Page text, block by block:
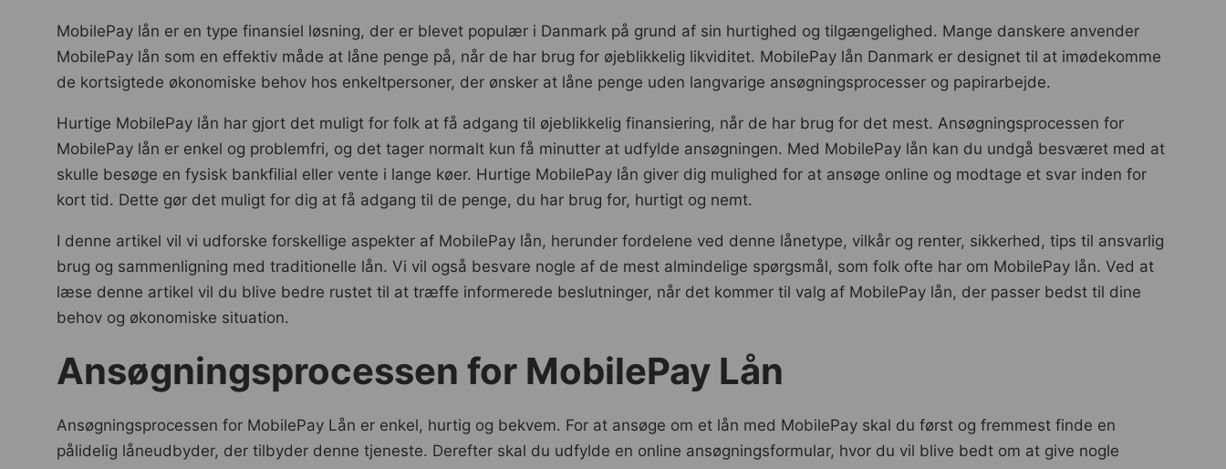
MobilePay lån er en type finansiel løsning, der er blevet populær i Danmark på grund af sin hurtighed og tilgængelighed. Mange danskere anvender
MobilePay lån som en effektiv måde at låne penge på, når de har brug for øjeblikkelig likviditet. MobilePay lån Danmark er designet til at imødekomme
de kortsigtede økonomiske behov hos enkeltpersoner, der ønsker at låne penge uden langvarige ansøgningsprocesser og papirarbejde.
Hurtige MobilePay lån har gjort det muligt for folk at få adgang til øjeblikkelig finansiering, når de har brug for det mest. Ansøgningsprocessen for
MobilePay lån er enkel og problemfri, og det tager normalt kun få minutter at udfylde ansøgningen. Med MobilePay lån kan du undgå besværet med at
skulle besøge en fysisk bankfilial eller vente i lange køer. Hurtige MobilePay lån giver dig mulighed for at ansøge online og modtage et svar inden for
kort tid. Dette gør det muligt for dig at få adgang til de penge, du har brug for, hurtigt og nemt.
I denne artikel vil vi udforske forskellige aspekter af MobilePay lån, herunder fordelene ved denne lånetype, vilkår og renter, sikkerhed, tips til ansvarlig
brug og sammenligning med traditionelle lån. Vi vil også besvare nogle af de mest almindelige spørgsmål, som folk ofte har om MobilePay lån. Ved at
læse denne artikel vil du blive bedre rustet til at træffe informerede beslutninger, når det kommer til valg af MobilePay lån, der passer bedst til dine
behov og økonomiske situation.
Ansøgningsprocessen for MobilePay Lån
Ansøgningsprocessen for MobilePay Lån er enkel, hurtig og bekvem. For at ansøge om et lån med MobilePay skal du først og fremmest finde en
pålidelig låneudbyder, der tilbyder denne tjeneste. Derefter skal du udfylde en online ansøgningsformular, hvor du vil blive bedt om at give nogle